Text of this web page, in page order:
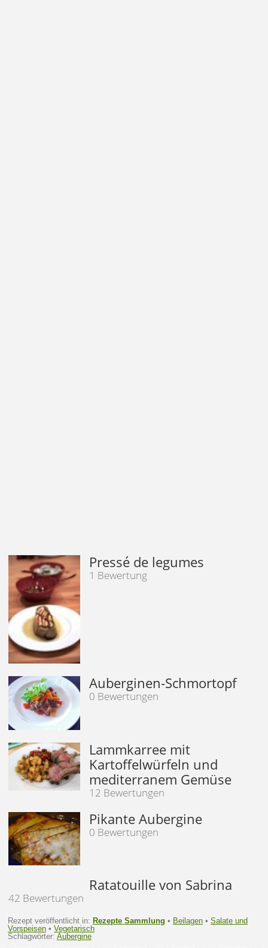
Pressé de legumes
1 Bewertung
Auberginen-Schmortopf
0 Bewertungen
Lammkarree mit
Kartoffelwürfeln und
mediterranem Gemüse
12 Bewertungen
Pikante Aubergine
0 Bewertungen
Ratatouille von Sabrina
42 Bewertungen
Rezept veröffentlicht in: Rezepte Sammlung • Beilagen • Salate und
Vorspeisen • Vegetarisch
Schlagwörter: Aubergine